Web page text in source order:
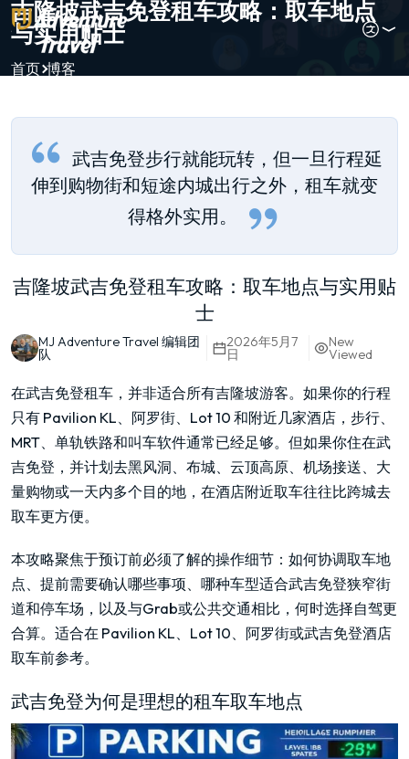
吉隆坡武吉免登租车攻略：取车地点
与实用贴士
首页 博客
武吉免登步行就能玩转，但一旦行程延
伸到购物街和短途内城出行之外，租车就变
得格外实用。
吉隆坡武吉免登租车攻略：取车地点与实用贴
士
MJ Adventure Travel 编辑团
队
2026年5月7
日
New
Viewed
在武吉免登租车，并非适合所有吉隆坡游客。如果你的行程
只有 Pavilion KL、阿罗街、Lot 10 和附近几家酒店，步行、
MRT、单轨铁路和叫车软件通常已经足够。但如果你住在武
吉免登，并计划去黑风洞、布城、云顶高原、机场接送、大
量购物或一天内多个目的地，在酒店附近取车往往比跨城去
取车更方便。
本攻略聚焦于预订前必须了解的操作细节：如何协调取车地
点、提前需要确认哪些事项、哪种车型适合武吉免登狭窄街
道和停车场，以及与Grab或公共交通相比，何时选择自驾更
合算。适合在 Pavilion KL、Lot 10、阿罗街或武吉免登酒店
取车前参考。
武吉免登为何是理想的租车取车地点